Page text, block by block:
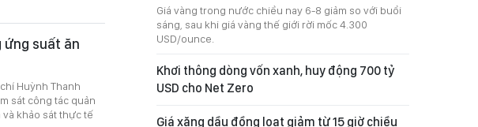
ứng suất ăn
Huỳnh Thanh
sát công tác quản
và khảo sát thực tế
Giá vàng trong nước chiều nay 6-8 giảm so với buổi
sáng, sau khi giá vàng thế giới rời mốc 4.300
USD/ounce.
Khơi thông dòng vốn xanh, huy động 700 tỷ
USD cho Net Zero
Giá xăng dầu đồng loạt giảm từ 15 giờ chiều